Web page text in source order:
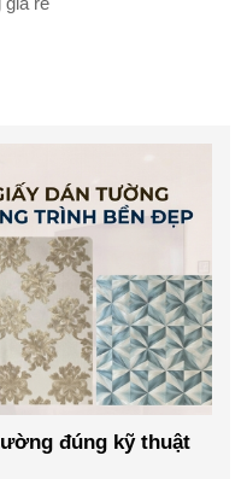
giá rẻ
đúng kỹ thuật